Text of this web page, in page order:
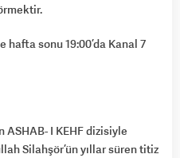
sonu 19:00’da Kanal 7
ASHAB- I KEHF dizisiyle
Silahşör’ün yıllar süren titiz